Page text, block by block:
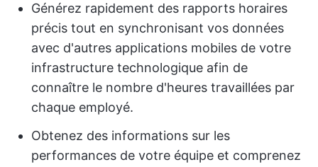
Générez rapidement des rapports horaires
précis tout en synchronisant vos données
avec d'autres applications mobiles de votre
infrastructure technologique afin de
connaître le nombre d'heures travaillées par
chaque employé.
Obtenez des informations sur les
performances de votre équipe et comprenez